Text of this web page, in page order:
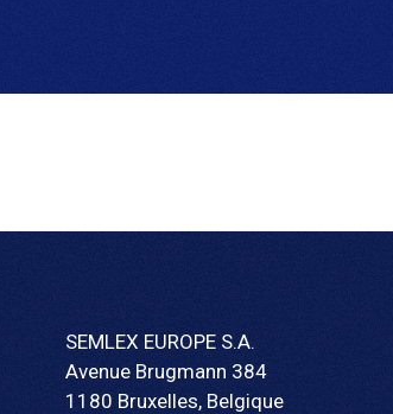
SEMLEX EUROPE S.A.
Avenue Brugmann 384
1180 Bruxelles, Belgique